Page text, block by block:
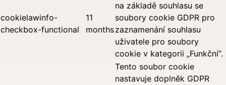
cookielawinfo-
checkbox-functional
11
months
na základě souhlasu se
soubory cookie GDPR pro
zaznamenání souhlasu
uživatele pro soubory
cookie v kategorii „Funkční“.
Tento soubor cookie
nastavuje doplněk GDPR